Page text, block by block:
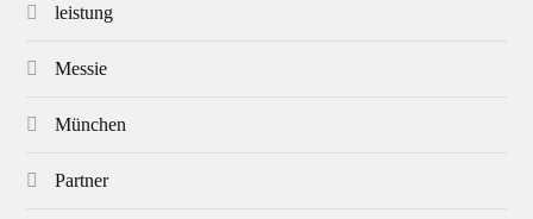
leistung
Messie
München
Partner